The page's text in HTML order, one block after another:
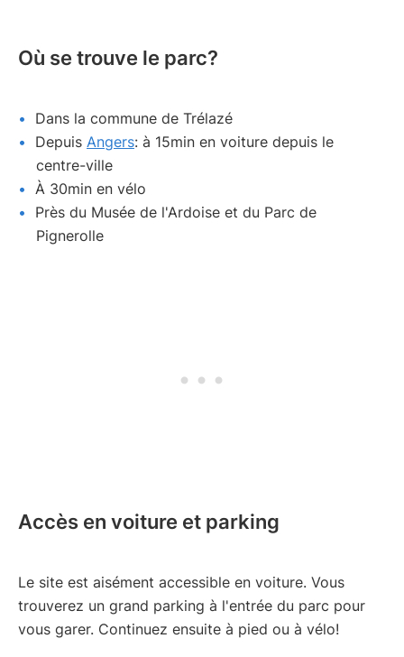
Où se trouve le parc?
Dans la commune de Trélazé
Depuis Angers: à 15min en voiture depuis le
centre-ville
À 30min en vélo
Près du Musée de l'Ardoise et du Parc de
Pignerolle
Accès en voiture et parking
Le site est aisément accessible en voiture. Vous
trouverez un grand parking à l'entrée du parc pour
vous garer. Continuez ensuite à pied ou à vélo!